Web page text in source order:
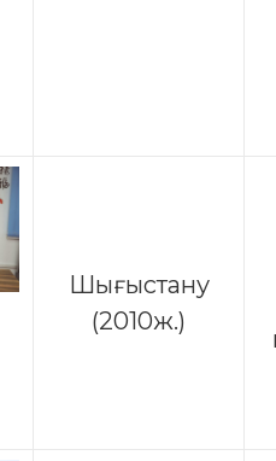
Шығыстану
(2010ж.)